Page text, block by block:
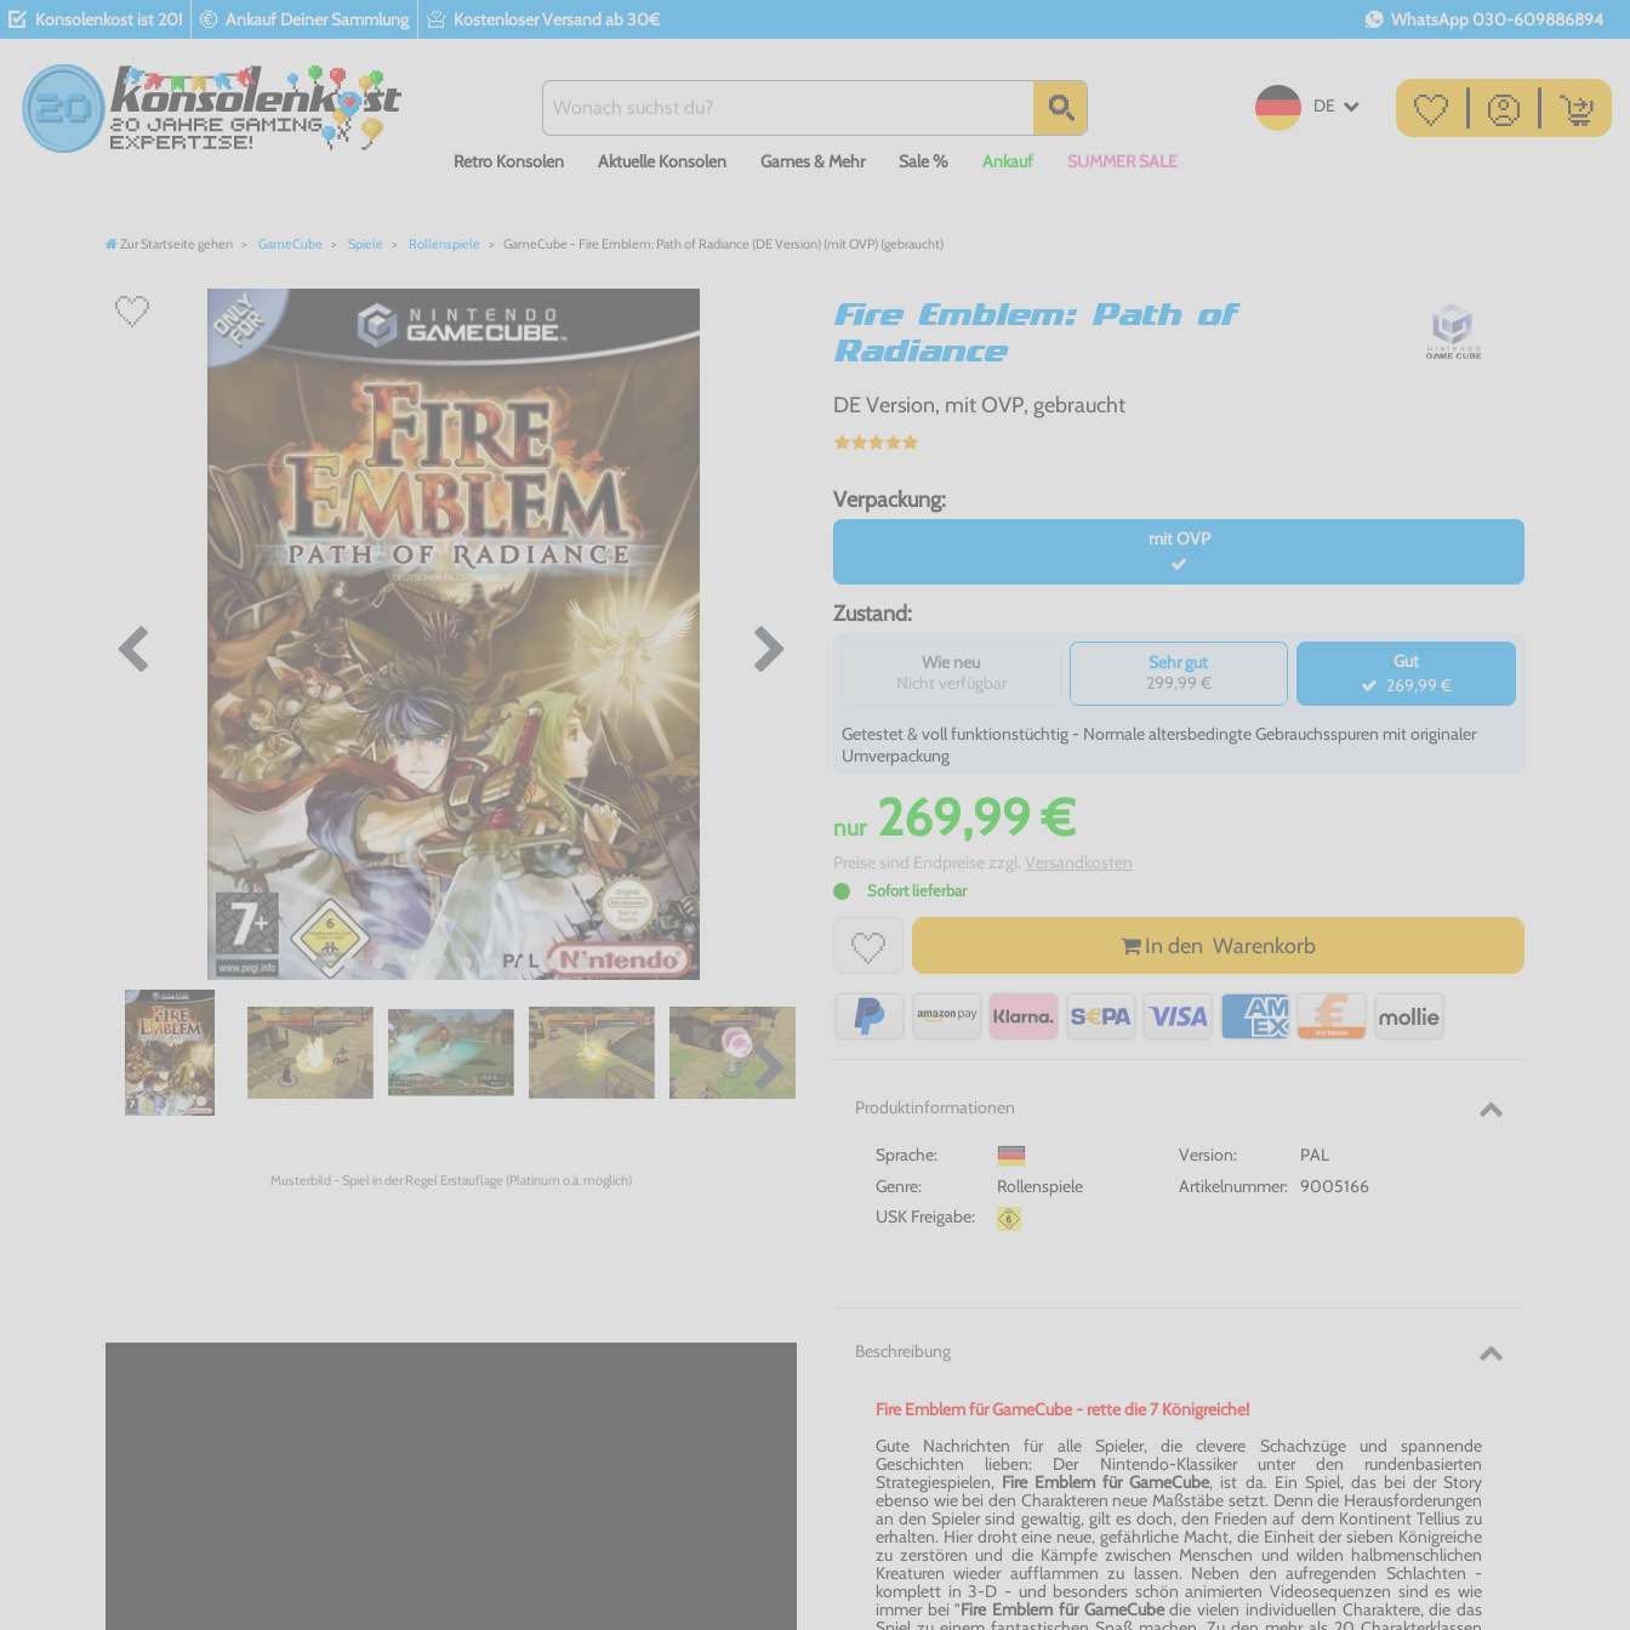
Konsolenkost ist 20! Ankauf Deiner Sammlung Kostenloser Versand ab 30€ WhatsApp 030-609886894
DE
Retro Konsolen Aktuelle Konsolen Games & Mehr Sale % Ankauf SUMMER SALE
Zur Startseite gehen GameCube Spiele Rollenspiele GameCube - Fire Emblem: Path of Radiance (DE Version) (mit OVP) (gebraucht)
Musterbild - Spiel in der Regel Erstauflage (Platinum o.ä. möglich)
Fire Emblem: Path of
Radiance
DE Version, mit OVP, gebraucht
Verpackung:
mit OVP
Zustand:
Wie neu
Nicht verfügbar
Sehr gut
299,99 €
Gut
269,99 €
Getestet & voll funktionstüchtig - Normale altersbedingte Gebrauchsspuren mit originaler
Umverpackung
nur269,99 €
Preise sind Endpreise zzgl. Versandkosten
Sofort lieferbar
In den Warenkorb
Produktinformationen
Sprache: Version:
PAL
Genre:
Rollenspiele Artikelnummer:
9005166
USK Freigabe:
Beschreibung
Fire Emblem für GameCube - rette die 7 Königreiche!
Gute Nachrichten für alle Spieler, die clevere Schachzüge und spannende
Geschichten lieben: Der Nintendo-Klassiker unter den rundenbasierten
Strategiespielen, Fire Emblem für GameCube, ist da. Ein Spiel, das bei der Story
ebenso wie bei den Charakteren neue Maßstäbe setzt. Denn die Herausforderungen
an den Spieler sind gewaltig, gilt es doch, den Frieden auf dem Kontinent Tellius zu
erhalten. Hier droht eine neue, gefährliche Macht, die Einheit der sieben Königreiche
zu zerstören und die Kämpfe zwischen Menschen und wilden halbmenschlichen
Kreaturen wieder aufflammen zu lassen. Neben den aufregenden Schlachten -
komplett in 3-D - und besonders schön animierten Videosequenzen sind es wie
immer bei "Fire Emblem für GameCubedie vielen individuellen Charaktere, die das